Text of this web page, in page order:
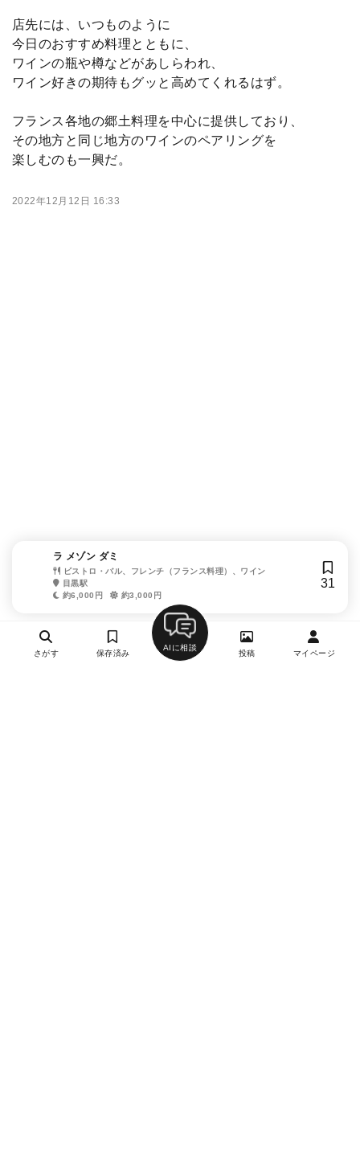
店先には、いつものように
今日のおすすめ料理とともに、
ワインの瓶や樽などがあしらわれ、
ワイン好きの期待もグッと高めてくれるはず。
フランス各地の郷土料理を中心に提供しており、
その地方と同じ地方のワインのペアリングを
楽しむのも一興だ。
2022年12月12日 16:33
ラ メゾン ダミ
ビストロ・バル、フレンチ（フランス料理）、ワイン
目黒駅
約6,000円
約3,000円
31
さがす 保存済み
AIに相談
投稿 マイページ